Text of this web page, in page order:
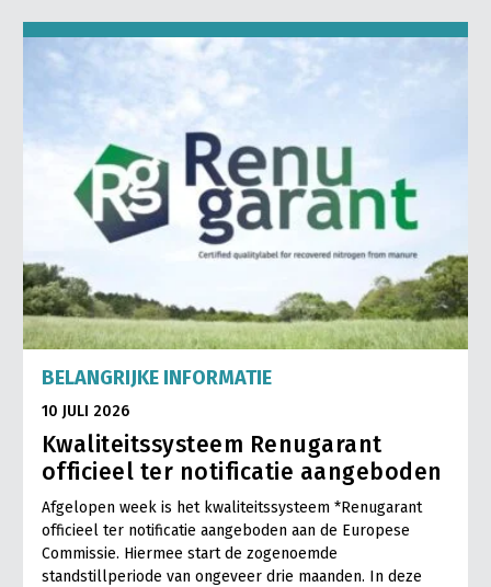
BELANGRIJKE INFORMATIE
10 JULI 2026
Kwaliteitssysteem Renugarant
officieel ter notificatie aangeboden
Afgelopen week is het kwaliteitssysteem *Renugarant
officieel ter notificatie aangeboden aan de Europese
Commissie. Hiermee start de zogenoemde
standstillperiode van ongeveer drie maanden. In deze